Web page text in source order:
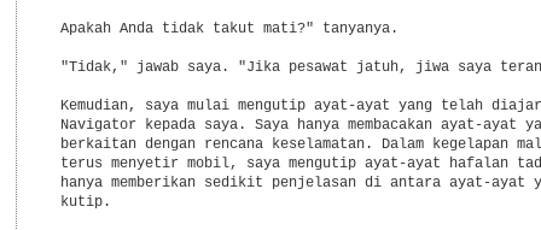
  Apakah Anda tidak takut mati?" tanyanya.
"Tidak," jawab saya. "Jika pesawat jatuh, jiwa saya
Kemudian, saya mulai mengutip ayat-ayat yang telah
Navigator kepada saya. Saya hanya membacakan ayat-ayat
berkaitan dengan rencana keselamatan. Dalam kegelapan
terus menyetir mobil, saya mengutip ayat-ayat hafalan
hanya memberikan sedikit penjelasan di antara ayat-ayat
  kutip.